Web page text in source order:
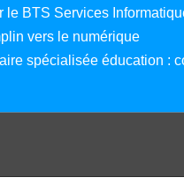
le BTS Services
vers le numérique
spécialisée éducation :